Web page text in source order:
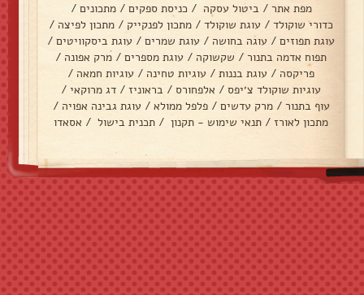
מפת אתר / ביטול עסקה / כניסת ספקים / מתכונים /
כדורי שוקולד / עוגת שוקולד / מתכון לפנקייק / מתכון לפיצה /
עוגת תפוזים / עוגה בחושה / עוגת שמרים / עוגת ביסקוויטים /
תפוח אדמה בתנור / שקשוקה / עוגת מספרים / מרק אפונה /
פריקסה / עוגת בננות / עוגיות טחינה / עוגיות חמאה /
עוגיות שוקולד צ׳יפס / אלפחורס / בראוניז / דג מרוקאי /
עוף בתנור / מרק עדשים / פלפל ממולא / עוגת גבינה אפויה /
מתכון לאורז / תנאי שימוש - תקנון / תכנית בישול / אסאדו